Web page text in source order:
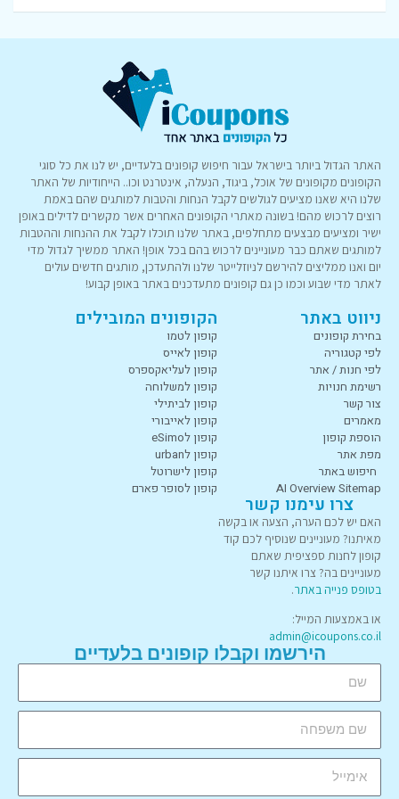
האתר הגדול ביותר בישראל עבור חיפוש קופונים בלעדיים, יש לנו את כל סוגי
הקופונים מקופונים של אוכל, ביגוד, הנעלה, אינטרנט וכו.. הייחודיות של האתר
שלנו היא שאנו מציעים לגולשים לקבל הנחות והטבות למותגים שהם באמת
רוצים לרכוש מהם! בשונה מאתרי הקופונים האחרים אשר מקשרים לדילים באופן
ישיר ומציעים מבצעים מתחלפים, באתר שלנו תוכלו לקבל את ההנחות וההטבות
למותגים שאתם כבר מעוניינים לרכוש בהם בכל אופן! האתר ממשיך לגדול מדי
יום ואנו ממליצים להירשם לניוזלייטר שלנו ולהתעדכן, מותגים חדשים עולים
לאתר מדי שבוע וכמו כן גם קופונים מתעדכנים באתר באופן קבוע!
ניווט באתר
בחירת קופונים
לפי קטגוריה
לפי חנות / אתר
רשימת חנויות
צור קשר
מאמרים
הוספת קופון
מפת אתר
חיפוש באתר
AI Overview Sitemap
הקופונים המובילים
קופון לטמו
קופון לאייס
קופון לעליאקספרס
קופון למשלוחה
קופון לביתילי
קופון לאייבורי
קופון לeSimo
קופון לurban
קופון לישרוטל
קופון לסופר פארם
צרו עימנו קשר
האם יש לכם הערה, הצעה או בקשה
מאיתנו? מעוניינים שנוסיף לכם קוד
קופון לחנות ספציפית שאתם
מעוניינים בה? צרו איתנו קשר
בטופס פנייה באתר.
או באמצעות המייל:
admin@icoupons.co.il
הירשמו וקבלו קופונים בלעדיים